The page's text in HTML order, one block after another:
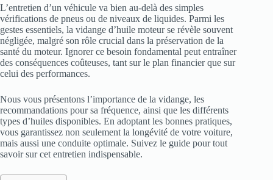
L’entretien d’un véhicule va bien au-delà des simples
vérifications de pneus ou de niveaux de liquides. Parmi les
gestes essentiels, la vidange d’huile moteur se révèle souvent
négligée, malgré son rôle crucial dans la préservation de la
santé du moteur. Ignorer ce besoin fondamental peut entraîner
des conséquences coûteuses, tant sur le plan financier que sur
celui des performances.
Nous vous présentons l’importance de la vidange, les
recommandations pour sa fréquence, ainsi que les différents
types d’huiles disponibles. En adoptant les bonnes pratiques,
vous garantissez non seulement la longévité de votre voiture,
mais aussi une conduite optimale. Suivez le guide pour tout
savoir sur cet entretien indispensable.